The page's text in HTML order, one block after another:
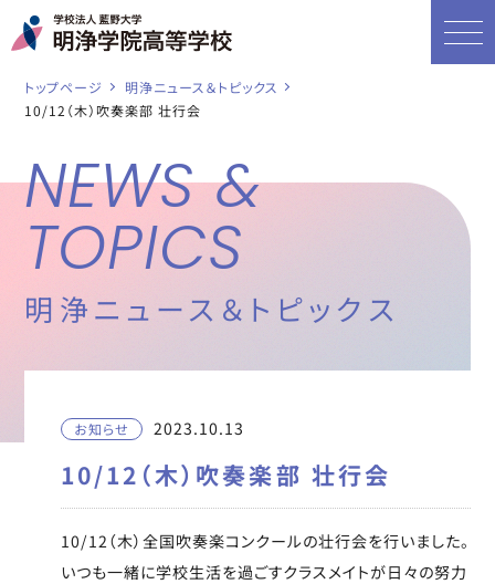
トップページ
明浄ニュース＆トピックス
10/12（木）吹奏楽部 壮行会
NEWS &
TOPICS
明浄ニュース＆トピックス
お知らせ 2023.10.13
10/12（木）吹奏楽部 壮行会
10/12（木）全国吹奏楽コンクールの壮行会を行いました。
いつも一緒に学校生活を過ごすクラスメイトが日々の努力